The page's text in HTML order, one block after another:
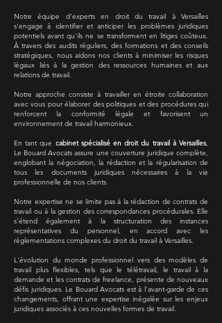
Notre équipe d'experts en droit du travail à Versailles
s'engage à identifier et anticiper les problèmes juridiques
potentiels avant qu'ils ne se transforment en litiges coûteux.
À travers des audits réguliers, des formations et des conseils
stratégiques, nous aidons nos clients à minimiser les risques
légaux liés à la gestion des ressources humaines et aux
relations de travail.
Notre approche consiste à travailler en étroite collaboration
avec vous pour élaborer des politiques et des procédures qui
renforcent la conformité légale et favorisent un
environnement de travail harmonieux.
En tant que cabinet spécialisé en droit du travail à Versailles,
Le Bouard Avocats assure une couverture juridique complète,
englobant la négociation, la rédaction et la régularisation de
tous les documents juridiques nécessaires à la vie
professionnelle de nos clients.
Notre expertise ne se limite pas à la rédaction de contrats de
travail ou à la gestion des correspondances procédurales. Elle
s'étend également à la structuration des instances
représentatives du personnel, en accord avec les
réglementations complexes du droit du travail à Versailles.
L'évolution du monde professionnel vers des modèles de
travail plus flexibles, tels que le télétravail, le travail à la
demande et les contrats de freelance, présente de nouveaux
défis juridiques. Le Bouard Avocats est à l'avant-garde de ces
changements, offrant une expertise inégalée sur les enjeux
juridiques associés à ces nouvelles formes de travail.